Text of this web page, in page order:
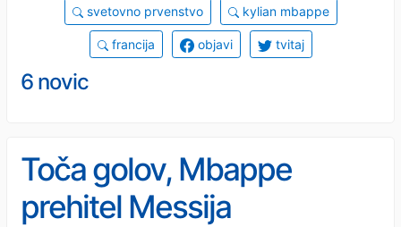
svetovno prvenstvo kylian mbappe
francija objavi tvitaj
6 novic
Toča golov, Mbappe
prehitel Messija